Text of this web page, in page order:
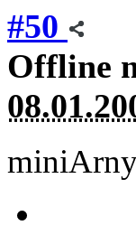
#50
Offline